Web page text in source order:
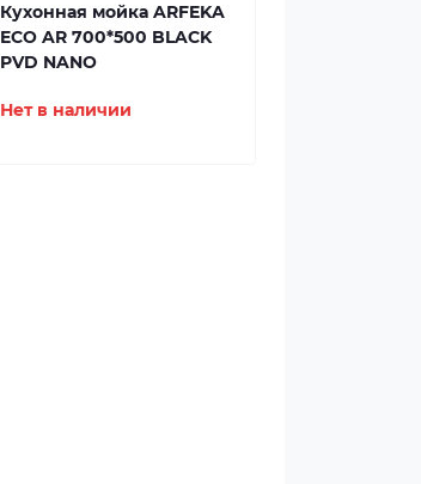
Кухонная мойка ARFEKA
ECO AR 700*500 BLACK
PVD NANO
Нет в наличии